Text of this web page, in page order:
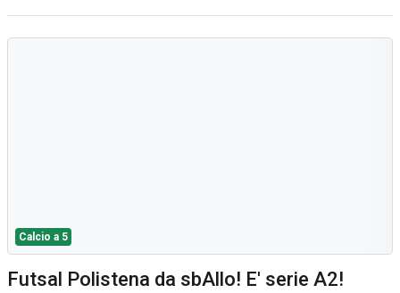
Calcio a 5
Futsal Polistena da sbAllo! E' serie A2!